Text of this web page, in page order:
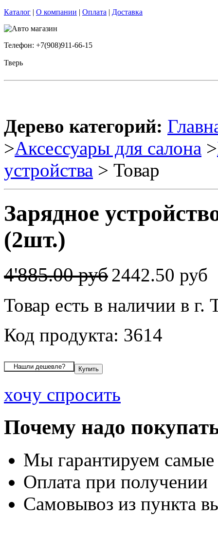
Каталог | О компании | Оплата | Доставка
Телефон: +7(908)911-66-15
Тверь
Дерево категорий:
>Аксессуары для салона >
устройства > Товар
Зарядное
(2шт.)
4'885.00 руб2442.50 руб
Товар есть в наличии в г.
Код продукта: 3614
хочу спросить
Почему надо
Мы гарантируем
Оплата при получении
Самовывоз из пункта